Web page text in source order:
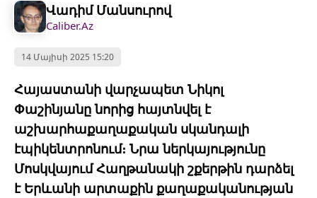
Վադիմ Մանսուրով
Caliber.Az
14 Մայիսի 2025 15:20
Հայաստանի վարչապետ Նիկոլ
Փաշինյանը նորից հայտնվել է
աշխարհաքաղաքական սկանդալի
էպիկենտրոնում։ Նրա ներկայությունը
Մոսկվայում Հաղթանակի շքերթին դարձել
է Երևանի արտաքին քաղաքականության